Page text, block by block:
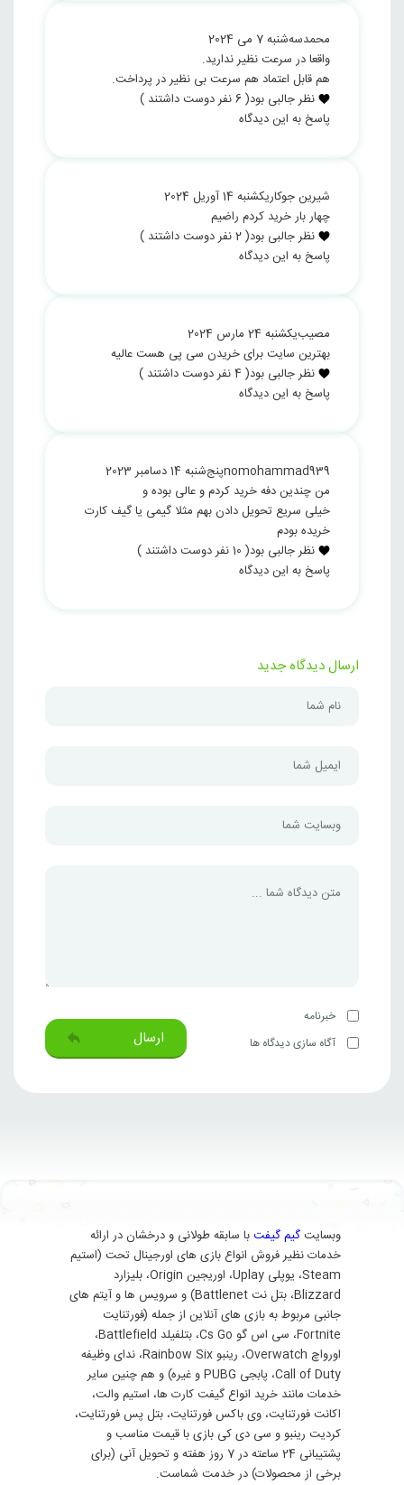
محمدسه‌شنبه 7 می 2024
واقعا در سرعت نظیر ندارید.
هم قابل اعتماد هم سرعت بی نظیر در پرداخت.
نظر جالبی بود(
6نفر دوست داشتند )
پاسخ به این دیدگاه
شیرین جوکاریکشنبه 14 آوریل 2024
چهار بار خرید کردم راضیم
نظر جالبی بود(
2نفر دوست داشتند )
پاسخ به این دیدگاه
مصیبیکشنبه 24 مارس 2024
بهترین سایت برای خریدن سی پی هست عالیه
نظر جالبی بود(
4نفر دوست داشتند )
پاسخ به این دیدگاه
nomohammad939پنج‌شنبه 14 دسامبر 2023
من چندین دفه خرید کردم و عالی بوده و
خیلی سریع تحویل دادن بهم مثلا گیمی یا گیف کارت
خریده بودم
نظر جالبی بود(
10نفر دوست داشتند )
پاسخ به این دیدگاه
ارسال دیدگاه جدید
خبرنامه
آگاه سازی دیدگاه ها
ارسال
وبسایت گیم گیفتبا سابقه طولانی و درخشان در ارائه
خدمات نظیر فروش انواع بازی های اورجینال تحت (استیم
Steam، یوپلی Uplay، اوریجین Origin، بلیزارد
Blizzard، بتل نت Battlenet) و سرویس ها و آیتم های
جانبی مربوط به بازی های آنلاین از جمله (فورتنایت
Fortnite، سی اس گو Cs Go، بتلفیلد Battlefield،
اورواچ Overwatch، رینبو Rainbow Six، ندای وظیفه
Call of Duty، پابجی PUBG و غیره) و هم چنین سایر
خدمات مانند خرید انواع گیفت کارت ها، استیم والت،
اکانت فورتنایت، وی باکس فورتنایت، بتل پس فورتنایت،
کردیت رینبو و سی دی کی بازی با قیمت مناسب و
پشتیبانی 24 ساعته در 7 روز هفته و تحویل آنی (برای
برخی از محصولات) در خدمت شماست.